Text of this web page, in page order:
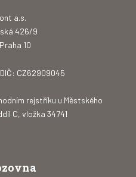
a.s.
426/9
10
CZ62909045
rejstříku u Městského
C, vložka 34741